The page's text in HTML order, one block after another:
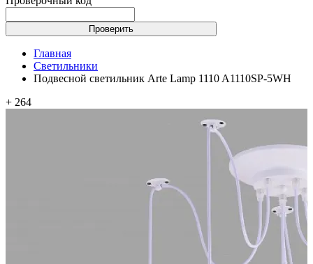
Проверить
Главная
Светильники
Подвесной светильник Arte Lamp 1110 A1110SP-5WH
+ 264